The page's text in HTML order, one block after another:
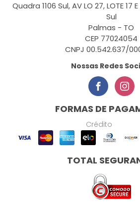
Quadra 1106 Sul, AV LO 27, LOTE 17
Sul
Palmas - TO
CEP 77024054
CNPJ 00.542.637/
Nossas Redes
FORMAS DE
Crédito
TOTAL